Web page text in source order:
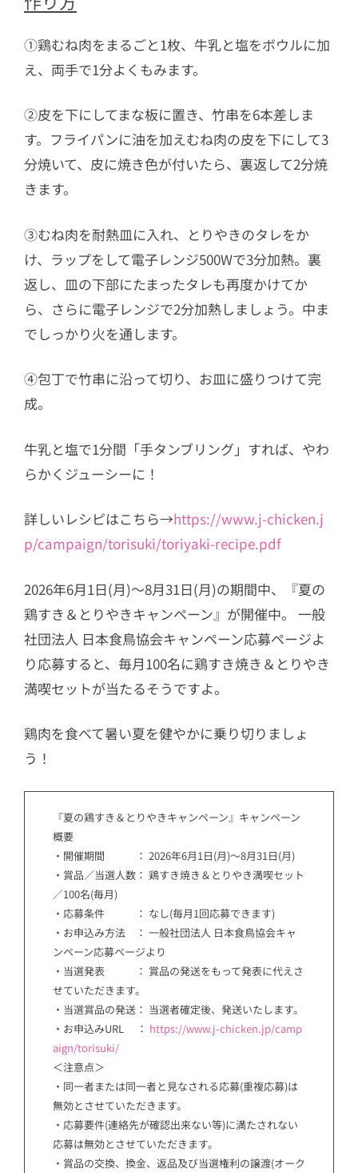
①鶏むね肉をまるごと1枚、牛乳と塩をボウルに加
え、両手で1分よくもみます。
②皮を下にしてまな板に置き、竹串を6本差しま
す。フライパンに油を加えむね肉の皮を下にして3
分焼いて、皮に焼き色が付いたら、裏返して2分焼
きます。
③むね肉を耐熱皿に入れ、とりやきのタレをか
け、ラップをして電子レンジ500Wで3分加熱。裏
返し、皿の下部にたまったタレも再度かけてか
ら、さらに電子レンジで2分加熱しましょう。中ま
でしっかり火を通します。
④包丁で竹串に沿って切り、お皿に盛りつけて完
成。
牛乳と塩で1分間「手タンブリング」すれば、やわ
らかくジューシーに！
詳しいレシピはこちら→https://www.j-chicken.j
p/campaign/torisuki/toriyaki-recipe.pdf
2026年6月1日(月)～8月31日(月)の期間中、『夏の
鶏すき＆とりやきキャンペーン』が開催中。 一般
社団法人 日本食鳥協会キャンペーン応募ページよ
り応募すると、毎月100名に鶏すき焼き＆とりやき
満喫セットが当たるそうですよ。
鶏肉を食べて暑い夏を健やかに乗り切りましょ
う！
『夏の鶏すき＆とりやきキャンペーン』キャンペーン
概要
・開催期間 ： 2026年6月1日(月)～8月31日(月)
・賞品／当選人数： 鶏すき焼き＆とりやき満喫セット
／100名(毎月)
・応募条件 ： なし(毎月1回応募できます)
・お申込み方法 ： 一般社団法人 日本食鳥協会キャ
ンペーン応募ページより
・当選発表 ： 賞品の発送をもって発表に代えさ
せていただきます。
・当選賞品の発送： 当選者確定後、発送いたします。
・お申込みURL ： https://www.j-chicken.jp/camp
aign/torisuki/
＜注意点＞
・同一者または同一者と見なされる応募(重複応募)は
無効とさせていただきます。
・応募要件(連絡先が確認出来ない等)に満たされない
応募は無効とさせていただきます。
・賞品の交換、換金、返品及び当選権利の譲渡(オーク